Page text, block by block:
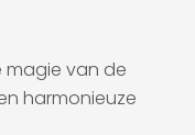
magie van de
harmonieuze